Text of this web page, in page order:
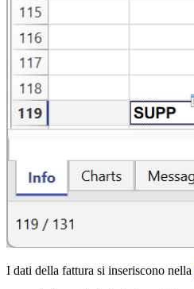
I dati della fattura si inseriscono nella